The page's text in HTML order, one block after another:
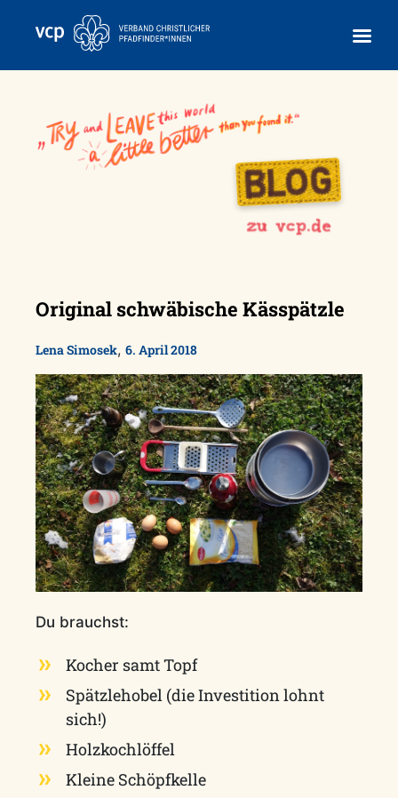
Original schwäbische Kässpätzle
Lena Simosek, 6. April 2018
Du brauchst:
Kocher samt Topf
Spätzlehobel (die Investition lohnt
sich!)
Holzkochlöffel
Kleine Schöpfkelle